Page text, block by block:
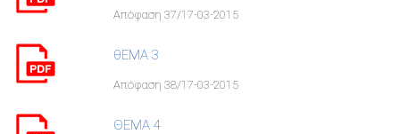
Απόφαση 37/17-03-2015
θΕΜΑ 3
Απόφαση 38/17-03-2015
ΘΕΜΑ 4